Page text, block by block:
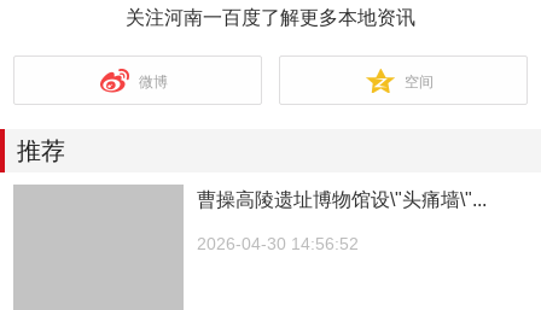
关注河南一百度了解更多本地资讯
微博 空间
推荐
曹操高陵遗址博物馆设\"头痛墙\"...
2026-04-30 14:56:52